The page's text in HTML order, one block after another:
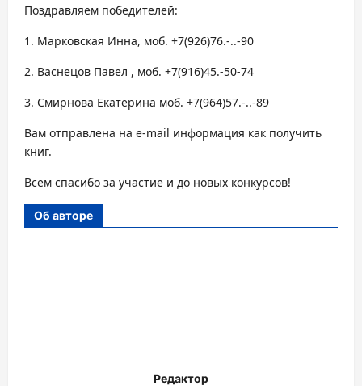
Поздравляем победителей:
1. Марковская Инна, моб. +7(926)76.-..-90
2. Васнецов Павел , моб. +7(916)45.-50-74
3. Смирнова Екатерина моб. +7(964)57.-..-89
Вам отправлена на e-mail информация как получить
книг.
Всем спасибо за участие и до новых конкурсов!
Об авторе
Редактор